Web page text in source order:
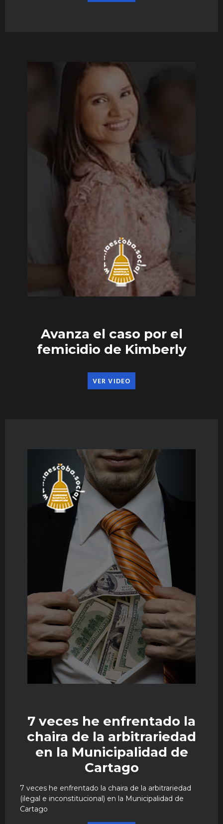
Avanza el caso por el
femicidio de Kimberly
VER VIDEO
7 veces he enfrentado la
chaira de la arbitrariedad
en la Municipalidad de
Cartago
7 veces he enfrentado la chaira de la arbitrariedad
(ilegal e inconstitucional) en la Municipalidad de
Cartago